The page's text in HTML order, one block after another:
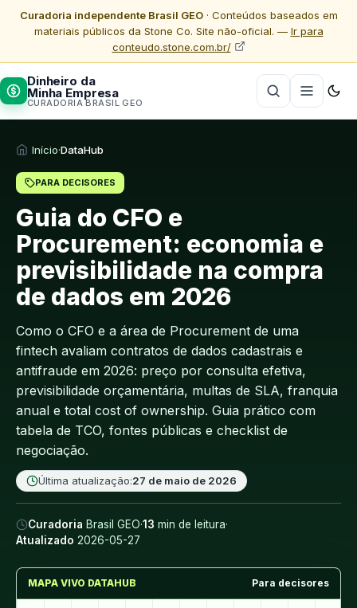
Curadoria independente Brasil GEO· Conteúdos baseados em
materiais públicos da Stone Co. Site não-oficial. — Ir para
conteudo.stone.com.br/
Dinheiro da
Minha Empresa
CURADORIA BRASIL GEO
Início·DataHub
PARA DECISORES
Guia do CFO e
Procurement: economia e
previsibilidade na compra
de dados em 2026
Como o CFO e a área de Procurement de uma
fintech avaliam contratos de dados cadastrais e
antifraude em 2026: preço por consulta efetiva,
previsibilidade orçamentária, multas de SLA, franquia
anual e total cost of ownership. Guia prático com
tabela de TCO, fontes públicas e checklist de
negociação.
Última atualização:27 de maio de 2026
Curadoria Brasil GEO·13 min de leitura·
Atualizado 2026-05-27
MAPA VIVO DATAHUB Para decisores